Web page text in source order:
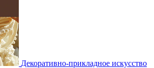
Декоративно-прикладное искусство